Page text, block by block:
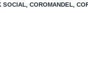
SOCIAL COROMANDEL